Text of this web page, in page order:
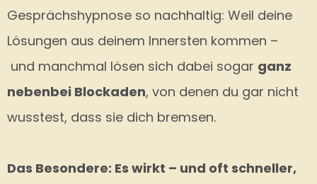
Gesprächshypnose so nachhaltig: Weil deine
Lösungen aus deinem Innersten kommen –
und manchmal lösen sich dabei sogar ganz
nebenbei Blockaden, von denen du gar nicht
wusstest, dass sie dich bremsen.
Das Besondere: Es wirkt – und oft schneller,